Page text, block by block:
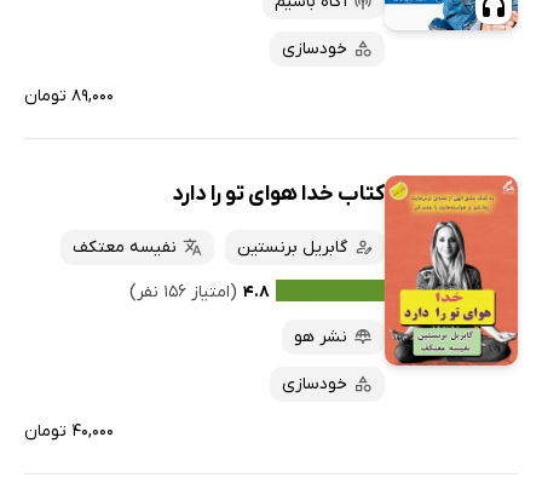
خودسازی
۸۹,۰۰۰ تومان
کتاب خدا هوای تو را دارد
گابریل برنستین
نفیسه معتکف
۴.۸ (امتیاز ۱۵۶ نفر)
نشر هو
خودسازی
۴۰,۰۰۰ تومان